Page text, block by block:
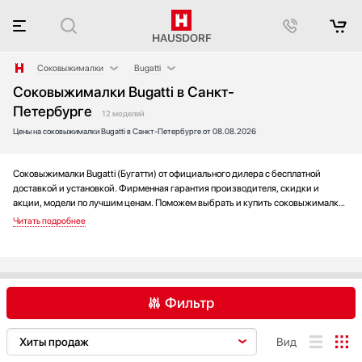
Соковыжималки
Аксессуары
Аксессуары и принадлежности
Акустические системы
Барбекю
Беспроводные акустические системы
Винные шкафы
Bugatti
BORK
Gorenje
Smeg
Соковыжималки Bugatti в Санкт-
Петербурге
12 моделей
Цены на соковыжималки Bugatti в Санкт-Петербурге от 08.08.2026
Соковыжималки Bugatti (Бугатти) от официального дилера с бесплатной
доставкой и установкой. Фирменная гарантия производителя, скидки и
акции, модели по лучшим ценам. Поможем выбрать и купить соковыжималку
на выгодных условиях без переплаты. Новинки и хиты года, отзывы
Фильтр
BORK Bugatti
Вид